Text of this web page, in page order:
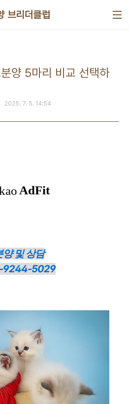
브리더클럽
양 5마리 비교 선택하
2025. 7. 5. 14:54
양 및 상담
9244-5029